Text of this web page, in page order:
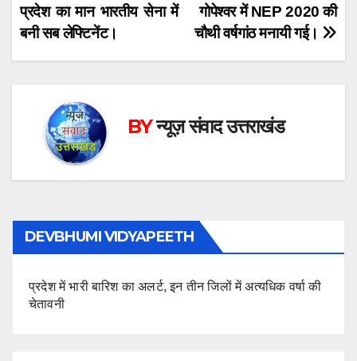
navigation
गोपेश्वर में NEP 2020 की
चौथी वर्षगांठ मनायी गई।
प्रदेश का मान भारतीय सेना में
बनी सब लेफ्टिनेंट।
BYन्यूज़ संवाद उत्तराखंड
DEVBHUMI VIDYAPEETH
प्रदेश में भारी बारिश का अलर्ट, इन तीन जिलों में अत्यधिक वर्षा की
चेतावनी